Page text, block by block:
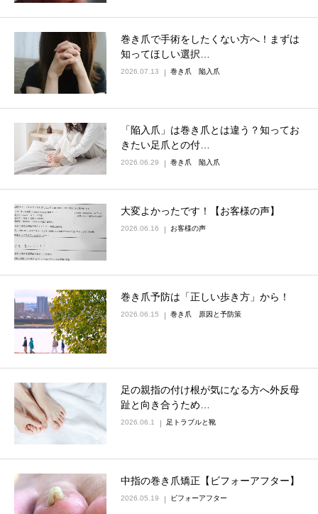
巻き爪で手術をしたくない方へ！まずは
知ってほしい選択…
2026.07.13 巻き爪 陥入爪
「陥入爪」は巻き爪とは違う？知ってお
きたい足爪との付…
2026.06.29 巻き爪 陥入爪
大変よかったです！【お客様の声】
2026.06.16 お客様の声
巻き爪予防は「正しい歩き方」から！
2026.06.15 巻き爪 原因と予防策
足の親指の付け根が気になる方へ外反母
趾と向き合うため…
2026.06.1 足トラブルと靴
中指の巻き爪矯正【ビフォーアフター】
2026.05.19 ビフォーアフター